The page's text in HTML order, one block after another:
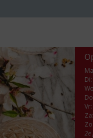
Ma
Di:
Wo
Do
Vr:
Za:
Zo:
2e